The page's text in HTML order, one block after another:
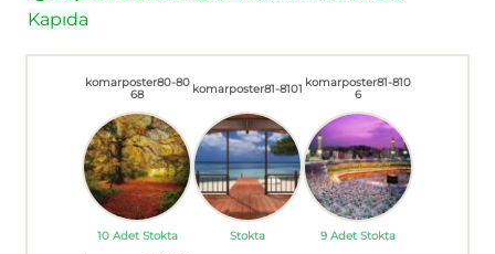
Kapıda
komarposter80-80
68
10 Adet Stokta
komarposter81-8101
Stokta
komarposter81-810
6
9 Adet Stokta